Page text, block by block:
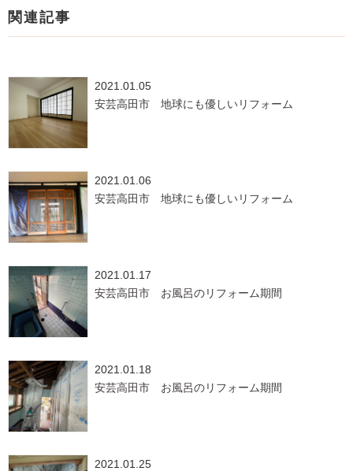
関連記事
2021.01.05
安芸高田市 地球にも優しいリフォーム
2021.01.06
安芸高田市 地球にも優しいリフォーム
2021.01.17
安芸高田市 お風呂のリフォーム期間
2021.01.18
安芸高田市 お風呂のリフォーム期間
2021.01.25